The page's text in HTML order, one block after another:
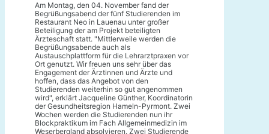
Am Montag, den 04. November fand der
Begrüßungsabend der fünf Studierenden im
Restaurant Neo in Lauenau unter großer
Beteiligung der am Projekt beteiligten
Ärzteschaft statt. "Mittlerweile werden die
Begrüßungsabende auch als
Austauschplattform für die Lehrarztpraxen vor
Ort genutzt. Wir freuen uns sehr über das
Engagement der Ärztinnen und Ärzte und
hoffen, dass das Angebot von den
Studierenden weiterhin so gut angenommen
wird", erklärt Jacqueline Günther, Koordinatorin
der Gesundheitsregion Hameln-Pyrmont. Zwei
Wochen werden die Studierenden nun ihr
Blockpraktikum im Fach Allgemeinmedizin im
Weserbergland absolvieren. Zwei Studierende